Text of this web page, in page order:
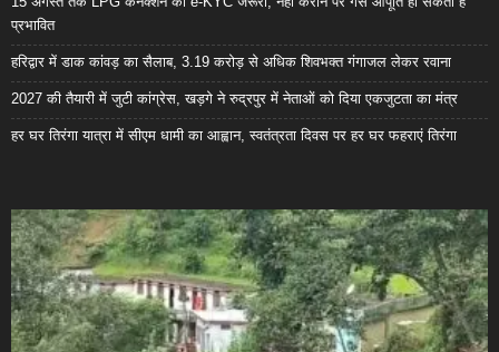
प्रभावित
हरिद्वार में डाक कांवड़ का सैलाब, 3.19 करोड़ से अधिक शिवभक्त गंगाजल लेकर रवाना
2027 की तैयारी में जुटी कांग्रेस, खड़गे ने रुद्रपुर में नेताओं को दिया एकजुटता का मंत्र
हर घर तिरंगा यात्रा में सीएम धामी का आह्वान, स्वतंत्रता दिवस पर हर घर फहराएं तिरंगा